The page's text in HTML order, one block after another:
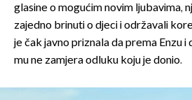
glasine o mogućim novim ljubavima,
zajedno brinuti o djeci i održavali
je čak javno priznala da prema Enzu i
mu ne zamjera odluku koju je donio.